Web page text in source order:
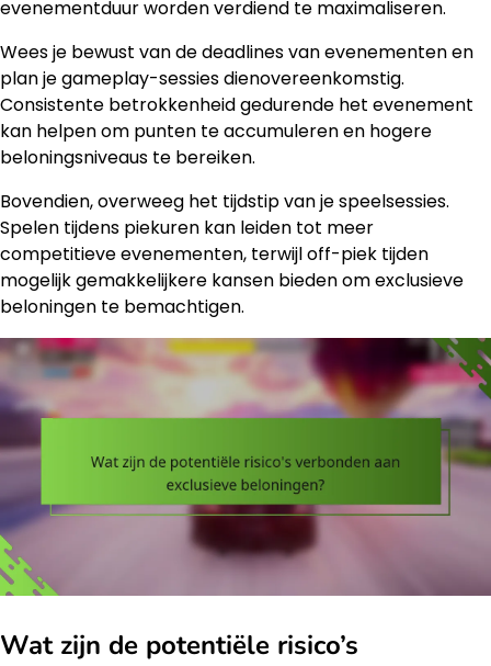
evenementduur worden verdiend te maximaliseren.
Wees je bewust van de deadlines van evenementen en
plan je gameplay-sessies dienovereenkomstig.
Consistente betrokkenheid gedurende het evenement
kan helpen om punten te accumuleren en hogere
beloningsniveaus te bereiken.
Bovendien, overweeg het tijdstip van je speelsessies.
Spelen tijdens piekuren kan leiden tot meer
competitieve evenementen, terwijl off-piek tijden
mogelijk gemakkelijkere kansen bieden om exclusieve
beloningen te bemachtigen.
Wat zijn de potentiële risico’s